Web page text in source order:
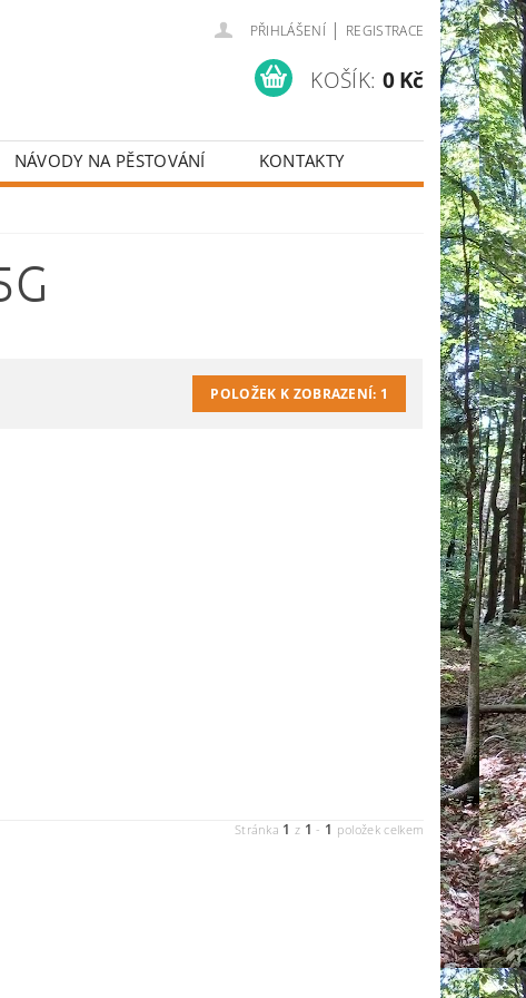
PŘIHLÁŠENÍ | REGISTRACE
KOŠÍK: 0 Kč
NÁVODY NA PĚSTOVÁNÍ
KONTAKTY
POLOŽEK K ZOBRAZENÍ: 1
Stránka 1 z 1 - 1 položek celkem